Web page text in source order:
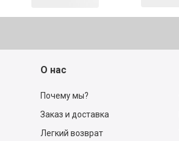
О нас
Почему мы?
Заказ и доставка
Легкий возврат